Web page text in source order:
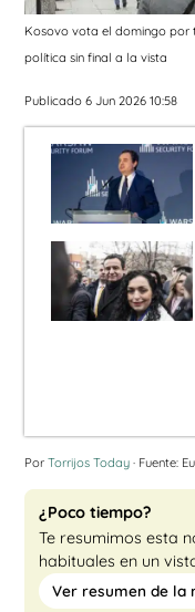
Kosovo vota el domingo por
política sin final a la vista
Publicado 6 Jun 2026 10:58
Por Torrijos Today · Fuente:
¿Poco tiempo?
Te resumimos esta
habituales en un
Ver resumen de la